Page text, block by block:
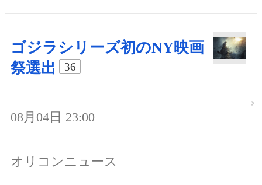
ゴジラシリーズ初のNY映画
祭選出
36
08月04日 23:00
オリコンニュース